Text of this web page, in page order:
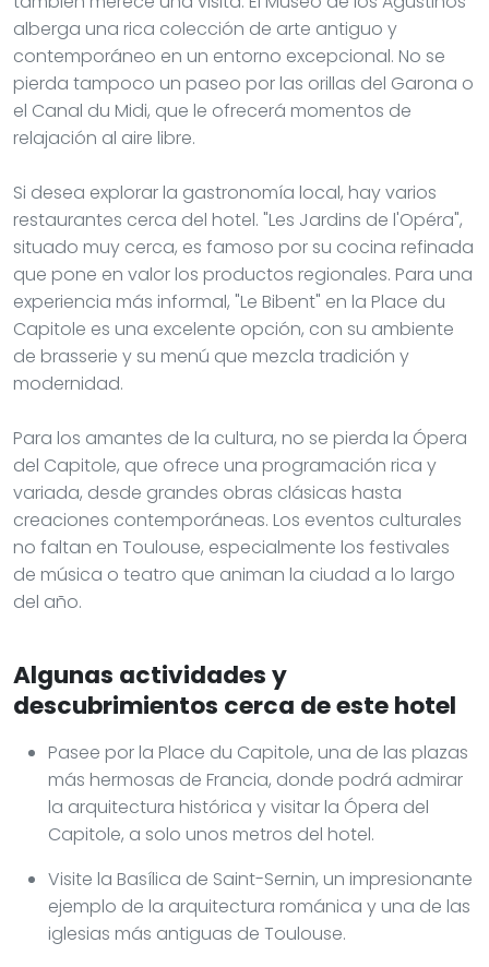
alberga una rica colección de arte antiguo y
contemporáneo en un entorno excepcional. No se
pierda tampoco un paseo por las orillas del Garona o
el Canal du Midi, que le ofrecerá momentos de
relajación al aire libre.
Si desea explorar la gastronomía local, hay varios
restaurantes cerca del hotel. "Les Jardins de l'Opéra",
situado muy cerca, es famoso por su cocina refinada
que pone en valor los productos regionales. Para una
experiencia más informal, "Le Bibent" en la Place du
Capitole es una excelente opción, con su ambiente
de brasserie y su menú que mezcla tradición y
modernidad.
Para los amantes de la cultura, no se pierda la Ópera
del Capitole, que ofrece una programación rica y
variada, desde grandes obras clásicas hasta
creaciones contemporáneas. Los eventos culturales
no faltan en Toulouse, especialmente los festivales
de música o teatro que animan la ciudad a lo largo
del año.
Algunas actividades y
descubrimientos cerca de este hotel
Pasee por la Place du Capitole, una de las plazas
más hermosas de Francia, donde podrá admirar
la arquitectura histórica y visitar la Ópera del
Capitole, a solo unos metros del hotel.
Visite la Basílica de Saint-Sernin, un impresionante
ejemplo de la arquitectura románica y una de las
iglesias más antiguas de Toulouse.